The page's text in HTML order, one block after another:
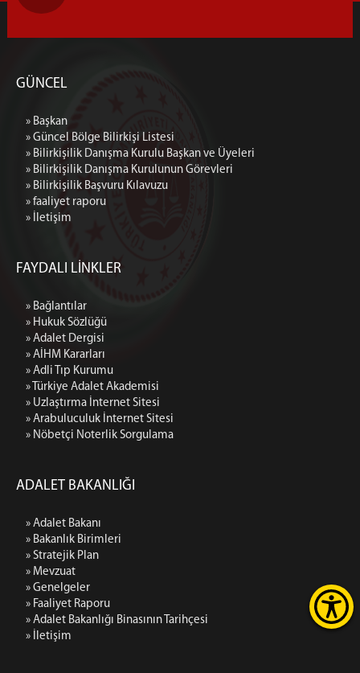
İletişim
GÜNCEL
» Başkan
» Güncel Bölge Bilirkişi Listesi
» Bilirkişilik Danışma Kurulu Başkan ve Üyeleri
» Bilirkişilik Danışma Kurulunun Görevleri
» Bilirkişilik Başvuru Kılavuzu
» faaliyet raporu
» İletişim
FAYDALI LİNKLER
» Bağlantılar
» Hukuk Sözlüğü
» Adalet Dergisi
» AİHM Kararları
» Adli Tıp Kurumu
» Türkiye Adalet Akademisi
» Uzlaştırma İnternet Sitesi
» Arabuluculuk İnternet Sitesi
» Nöbetçi Noterlik Sorgulama
ADALET BAKANLIĞI
» Adalet Bakanı
» Bakanlık Birimleri
» Stratejik Plan
» Mevzuat
» Genelgeler
» Faaliyet Raporu
» Adalet Bakanlığı Binasının Tarihçesi
» İletişim